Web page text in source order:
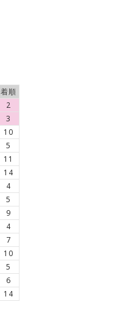
着順
2
3
10
5
11
14
4
5
9
4
7
10
5
6
14